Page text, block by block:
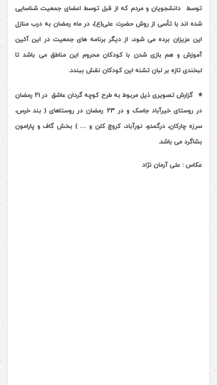
توسط دانشجویان و مردم که از قبل توسط اعضای جمعیت شناسایی
شده اند با تأسی از روش حضرت علی(ع)، در ماه رمضان به درب منازل
این عزیزان برده می شود، از دیگر برنامه های جمعیت در این آئین
آموزش و هم بازی شدن با کودکان محروم این مناطق می باشد تا
لبخندی تازه بر لبان تشنه این کودکان نقش ببندد.
*
گزارش تصویری ذیل مربوط به طرح کوچه گردان عاشق در 21 رمضان
در روستای خیرآباد جاسک و در 23 رمضان در روستاهای ( بند خرس،
سرزه چارکان، درگمدو، نورآباد، کروچ کلن و … ) بخش گاف و پارامون
بشاگرد می باشد.
عکاس : علی آرمان نژاد